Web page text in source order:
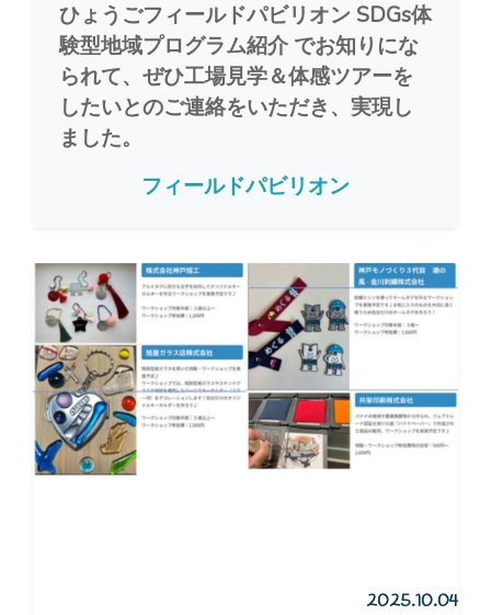
ひょうごフィールドパビリオン SDGs体
験型地域プログラム紹介 でお知りにな
られて、ぜひ工場見学＆体感ツアーを
したいとのご連絡をいただき、実現し
ました。
フィールドパビリオン
2025.10.04